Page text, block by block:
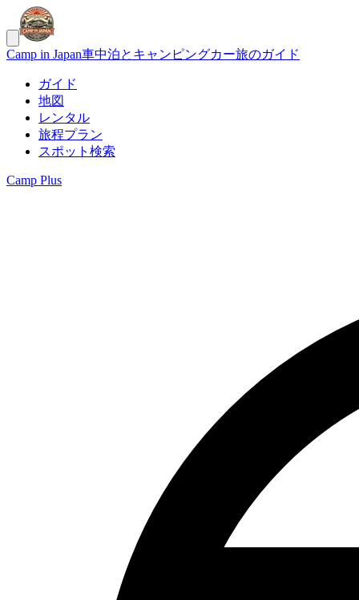
Camp in Japan車中泊とキャンピングカー旅のガイド
ガイド
地図
レンタル
旅程プラン
スポット検索
Camp Plus